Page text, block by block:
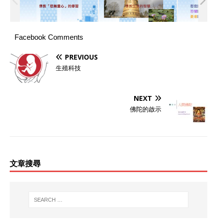
Facebook Comments
PREVIOUS
生殖科技
NEXT
佛陀的啟示
文章搜尋